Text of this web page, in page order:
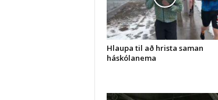
Hlaupa til að hrista saman
háskólanema